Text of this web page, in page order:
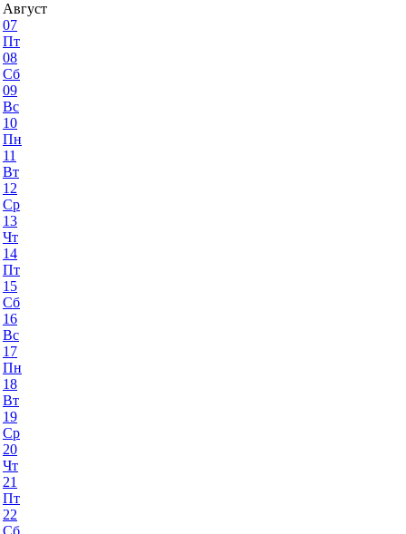
Август
07
Пт
08
Сб
09
Вс
10
Пн
11
Вт
12
Ср
13
Чт
14
Пт
15
Сб
16
Вс
17
Пн
18
Вт
19
Ср
20
Чт
21
Пт
22
Сб